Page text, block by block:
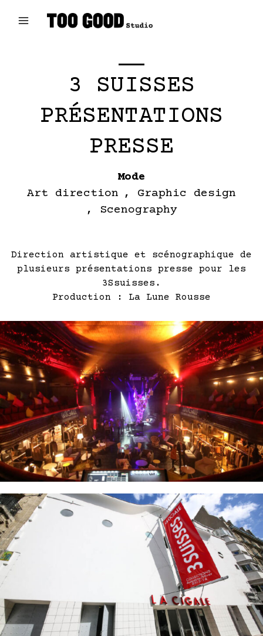
contenu
3 SUISSES
PRÉSENTATIONS
PRESSE
Mode
Art direction
Graphic design
Scenography
Direction artistique et scénographique de
plusieurs présentations presse pour les
3Ssuisses.
Production : La Lune Rousse